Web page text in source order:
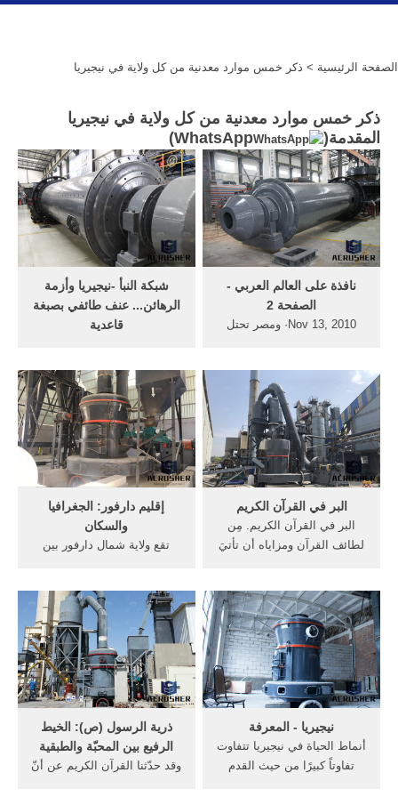
الصفحة الرئيسية > ذكر خمس موارد معدنية من كل ولاية في نيجيريا
ذكر خمس موارد معدنية من كل ولاية في نيجيريا
المقدمة(
WhatsApp
)
شبكة النبأ -نيجيريا وأزمة
الرهائن... عنف طائفي بصبغة
قاعدية
النبأ: يشير المحللون الى بوكو
حرام، كتنظيم إرهابي يرتبط
بتنظيم القاعدة يعتمد أسلوب
استهداف المدنيين من البسطاء
في القرى والارياف على حدود
نيجيريا والكاميرون ...
نافذة على العالم العربي -
الصفحة 2
Nov 13, 2010· ومصر تحتل
القومى الإجمالي برصيد بقترب
من 200 مليار دولار (قيمة
إسمية) أو ما يوازي 480 مليار
وهو ...
إقليم دارفور: الجغرافيا
والسكان
تقع ولاية شمال دارفور بين
وتتقابل حدود الولاية من ناحيتي
الغرب والشمال مع حدود
السودان الدولية مع كلٍّ من
جمهورية تشاد غرباً والجماهيرية
العربية الليبية من جهة الشمال
...
البر في القرآن الكريم
البر في القرآن الكريم. مِن
لطائف القرآن ومزاياه أن تأتيَ
قد تكون متغايرةً، وقد تكون
متقاربةً أو متوافقة، وقد جعَل
بعض العلماء ذلك من أنواع
إعجاز القرآن؛ حيث ...
ذرية الرسول (ص): الخيط
الرفيع بين المحبّة والطبقية
وقد حدّثنا القرآن الكريم عن أنّ
نيجيريا - المعرفة
أنماط الحياة في نيجيريا تتفاوت
تفاوتاً كبيرًا من حيث القدم